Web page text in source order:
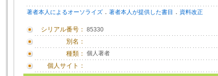
著者本人によるオーソライズ ． 著者本人が提供した書目 ． 資料改正
シリアル番号： 85330
別名：
種類： 個人著者
個人サイト：